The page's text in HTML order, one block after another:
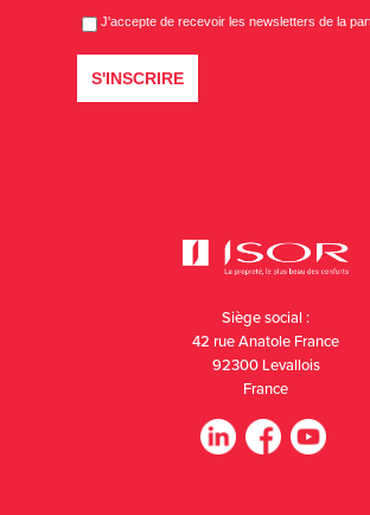
Siège social :
42 rue Anatole France
92300 Levallois
France